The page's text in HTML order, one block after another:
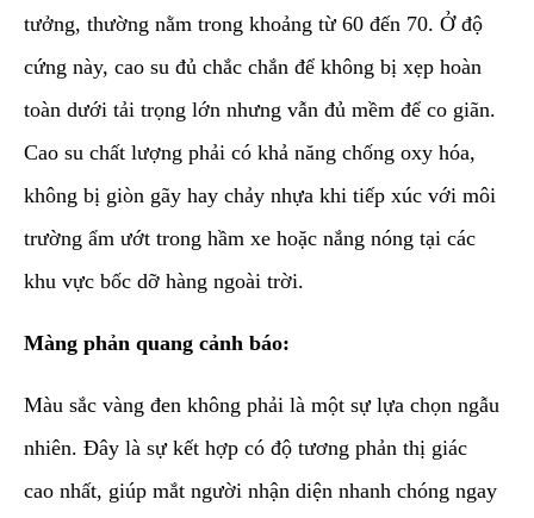
tưởng, thường nằm trong khoảng từ 60 đến 70. Ở độ
cứng này, cao su đủ chắc chắn để không bị xẹp hoàn
toàn dưới tải trọng lớn nhưng vẫn đủ mềm để co giãn.
Cao su chất lượng phải có khả năng chống oxy hóa,
không bị giòn gãy hay chảy nhựa khi tiếp xúc với môi
trường ẩm ướt trong hầm xe hoặc nắng nóng tại các
khu vực bốc dỡ hàng ngoài trời.
Màng phản quang cảnh báo:
Màu sắc vàng đen không phải là một sự lựa chọn ngẫu
nhiên. Đây là sự kết hợp có độ tương phản thị giác
cao nhất, giúp mắt người nhận diện nhanh chóng ngay